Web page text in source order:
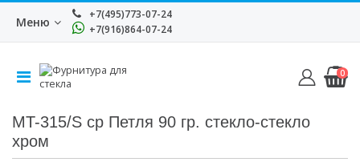
Меню
+7(495)773-07-24
+7(916)864-07-24
0
MT-315/S cp Петля 90 гр. стекло-стекло
хром